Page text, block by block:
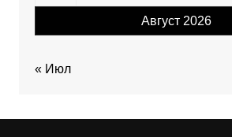
Август 2026
« Июл